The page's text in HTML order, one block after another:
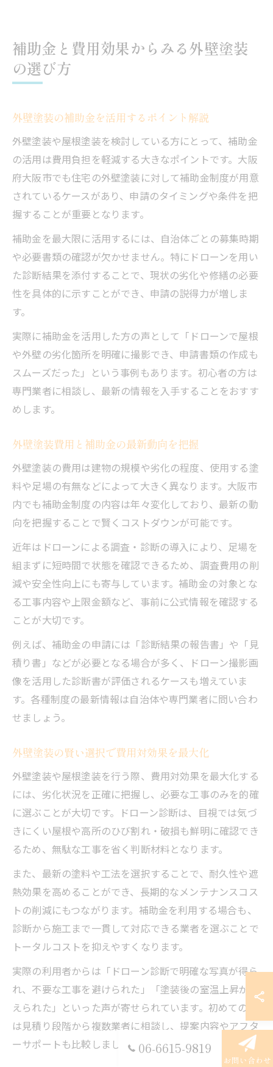
補助金と費用効果からみる外壁塗装
の選び方
外壁塗装の補助金を活用するポイント解説
外壁塗装や屋根塗装を検討している方にとって、補助金
の活用は費用負担を軽減する大きなポイントです。大阪
府大阪市でも住宅の外壁塗装に対して補助金制度が用意
されているケースがあり、申請のタイミングや条件を把
握することが重要となります。
補助金を最大限に活用するには、自治体ごとの募集時期
や必要書類の確認が欠かせません。特にドローンを用い
た診断結果を添付することで、現状の劣化や修繕の必要
性を具体的に示すことができ、申請の説得力が増しま
す。
実際に補助金を活用した方の声として「ドローンで屋根
や外壁の劣化箇所を明確に撮影でき、申請書類の作成も
スムーズだった」という事例もあります。初心者の方は
専門業者に相談し、最新の情報を入手することをおすす
めします。
外壁塗装費用と補助金の最新動向を把握
外壁塗装の費用は建物の規模や劣化の程度、使用する塗
料や足場の有無などによって大きく異なります。大阪市
内でも補助金制度の内容は年々変化しており、最新の動
向を把握することで賢くコストダウンが可能です。
近年はドローンによる調査・診断の導入により、足場を
組まずに短時間で状態を確認できるため、調査費用の削
減や安全性向上にも寄与しています。補助金の対象とな
る工事内容や上限金額など、事前に公式情報を確認する
ことが大切です。
例えば、補助金の申請には「診断結果の報告書」や「見
積り書」などが必要となる場合が多く、ドローン撮影画
像を活用した診断書が評価されるケースも増えていま
す。各種制度の最新情報は自治体や専門業者に問い合わ
せましょう。
外壁塗装の賢い選択で費用対効果を最大化
外壁塗装や屋根塗装を行う際、費用対効果を最大化する
には、劣化状況を正確に把握し、必要な工事のみを的確
に選ぶことが大切です。ドローン診断は、目視では気づ
きにくい屋根や高所のひび割れ・破損も鮮明に確認でき
るため、無駄な工事を省く判断材料となります。
また、最新の塗料や工法を選択することで、耐久性や遮
熱効果を高めることができ、長期的なメンテナンスコス
トの削減にもつながります。補助金を利用する場合も、
診断から施工まで一貫して対応できる業者を選ぶことで
トータルコストを抑えやすくなります。
実際の利用者からは「ドローン診断で明確な写真が得ら
れ、不要な工事を避けられた」「塗装後の室温上昇が抑
えられた」といった声が寄せられています。初めての方
は見積り段階から複数業者に相談し、提案内容やアフタ
ーサポートも比較しましょう。06-6615-9819
お問い合わせ